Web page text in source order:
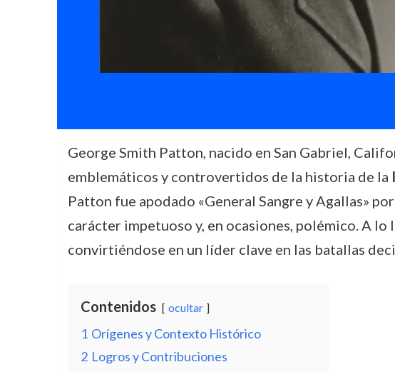
George Smith Patton, nacido en San Gabriel,
emblemáticos y controvertidos de la historia de la
Patton fue apodado «General Sangre y Agallas»
carácter impetuoso y, en ocasiones, polémico. A
convirtiéndose en un líder clave en las batallas
Contenidos ocultar
1 Orígenes y Contexto Histórico
2 Logros y Contribuciones